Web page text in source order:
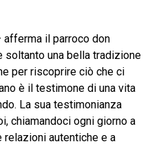
afferma il parroco don
soltanto una bella tradizione
per riscoprire ciò che ci
è il testimone di una vita
La sua testimonianza
chiamandoci ogni giorno a
autentiche e a